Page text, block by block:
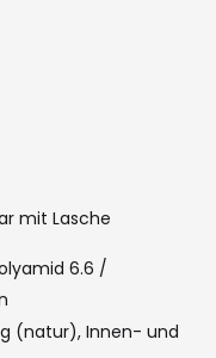
mit Lasche
6.6 /
(natur), Innen- und